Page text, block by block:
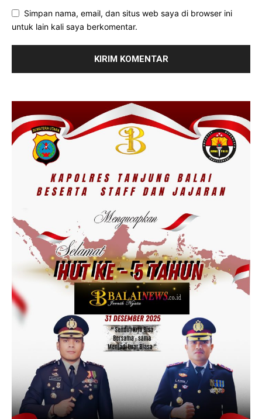
Simpan nama, email, dan situs web saya di browser ini
untuk lain kali saya berkomentar.